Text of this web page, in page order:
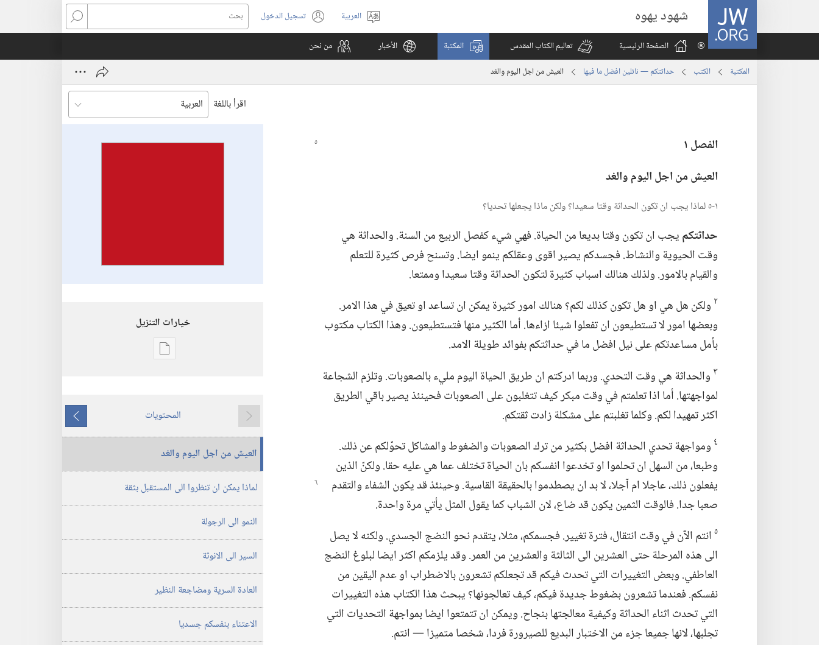
JW.ORG شهود يهوه
اختر
اللغة
العربية تسجيل الدخول
(يفتح
نافذة
بحث
الصفحة الرئيسية
تعاليم الكتاب المقدس المكتبة الأخبار من نحن
المكتبة الكتب حداثتكم — ‏نائلين افضل ما فيها العيش من اجل اليوم والغد
اقرأ باللغة
الفصل ١
العيش من اجل اليوم والغد
١-‏٥ لماذا يجب ان تكون الحداثة وقتا سعيدا؟‏ ولكن ماذا يجعلها تحديا؟‏
حداثتكميجب ان تكون وقتا بديعا من الحياة.‏ فهي شيء كفصل الربيع من السنة.‏ والحداثة هي
وقت الحيوية والنشاط.‏ فجسدكم يصير اقوى وعقلكم ينمو ايضا.‏ وتسنح فرص كثيرة للتعلم
والقيام بالامور.‏ ولذلك هنالك اسباب كثيرة لتكون الحداثة وقتا سعيدا وممتعا.‏
٢ ولكن هل هي او هل تكون كذلك لكم؟‏ هنالك امور كثيرة يمكن ان تساعد او تعيق في هذا الامر.‏
وبعضها امور لا تستطيعون ان تفعلوا شيئا ازاءها.‏ أما الكثير منها فتستطيعون.‏ وهذا الكتاب مكتوب
بأمل مساعدتكم على نيل افضل ما في حداثتكم بفوائد طويلة الامد.‏
٣ والحداثة هي وقت التحدي.‏ وربما ادركتم ان طريق الحياة اليوم مليء بالصعوبات.‏ وتلزم الشجاعة
لمواجهتها.‏ أما اذا تعلمتم في وقت مبكر كيف تتغلبون على الصعوبات فحينئذ يصير باقي الطريق
اكثر تمهيدا لكم.‏ وكلما تغلبتم على مشكلة زادت ثقتكم.‏
٤ ومواجهة تحدي الحداثة افضل بكثير من ترك الصعوبات والضغوط والمشاكل تحوّلكم عن ذلك.‏
وطبعا،‏ من السهل ان تحلموا او تخدعوا انفسكم بان الحياة تختلف عما هي عليه حقا.‏ ولكنّ الذين
يفعلون ذلك،‏ عاجلا ام آجلا،‏ لا بد ان يصطدموا بالحقيقة القاسية.‏ وحينئذ قد يكون الشفاء والتقدم
صعبا جدا.‏ فالوقت الثمين يكون قد ضاع،‏ لان الشباب كما يقول المثل يأتي مرة واحدة.‏
٥انتم الآن في وقت انتقال،‏ فترة تغيير.‏ فجسمكم،‏ مثلا،‏ يتقدم نحو النضج الجسدي.‏ ولكنه لا يصل
الى هذه المرحلة حتى العشرين الى الثالثة والعشرين من العمر.‏ وقد يلزمكم اكثر ايضا لبلوغ النضج
العاطفي.‏ وبعض التغييرات التي تحدث فيكم قد تجعلكم تشعرون بالاضطراب او عدم اليقين من
نفسكم.‏ فعندما تشعرون بضغوط جديدة فيكم،‏ كيف تعالجونها؟‏ يبحث هذا الكتاب هذه التغييرات
التي تحدث اثناء الحداثة وكيفية معالجتها بنجاح.‏ ويمكن ان تتمتعوا ايضا بمواجهة التحديات التي
تجلبها،‏ لانها جميعا جزء من الاختبار البديع للصيرورة فردا،‏ شخصا متميزا —‏ انتم.‏
خيارات التنزيل
خيارات
افضل
ما
فيها
ما
يسبق
المحتويات
ما
يلي
العيش من اجل اليوم والغد
لماذا يمكن ان تنظروا الى المستقبل بثقة
النمو الى الرجولة
السير الى الانوثة
العادة السرية ومضاجعة النظير
الاعتناء بنفسكم جسديا